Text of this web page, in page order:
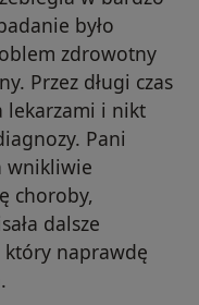
było
zdrowotny
Przez długi czas
lekarzami i nikt
Pani
wnikliwie
choroby,
dalsze
który naprawdę